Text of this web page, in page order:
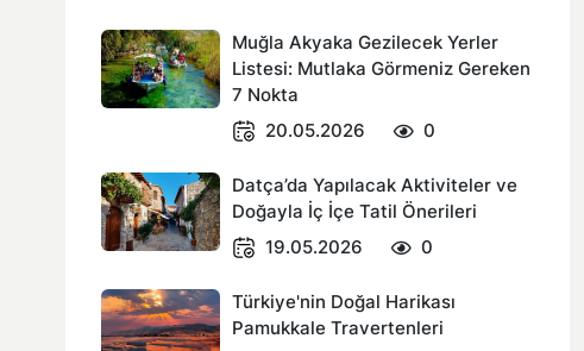
Muğla Akyaka Gezilecek Yerler
Listesi: Mutlaka Görmeniz Gereken
7 Nokta
20.05.2026
0
Datça’da Yapılacak Aktiviteler ve
Doğayla İç İçe Tatil Önerileri
19.05.2026
0
Türkiye'nin Doğal Harikası
Pamukkale Travertenleri